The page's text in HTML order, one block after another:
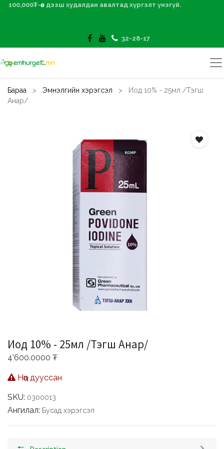
100,000₮-өөс дээш худалдан авалтад хүргэлт үнэгүй.
32-28-17
Бараа Эмнэлгийн хэрэгсэл
Иод 10% - 25мл /Тэгш
Анар/
Иод 10% - 25мл /Тэгш Анар/
4'600.0000 ₮
Нөөц дууссан
SKU: 0300013
Ангилал: Бусад хэрэгсэл